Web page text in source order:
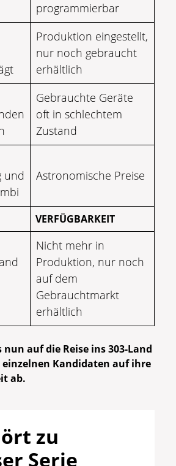
programmierbar
Produktion eingestellt,
nur noch gebraucht
erhältlich
Gebrauchte Geräte
oft in schlechtem
Zustand
und
Astronomische Preise
VERFÜGBARKEIT
Nicht mehr in
Produktion, nur noch
auf dem
Gebrauchtmarkt
erhältlich
auf die Reise ins 303-Land
Kandidaten auf ihre
ab.
zu
Serie